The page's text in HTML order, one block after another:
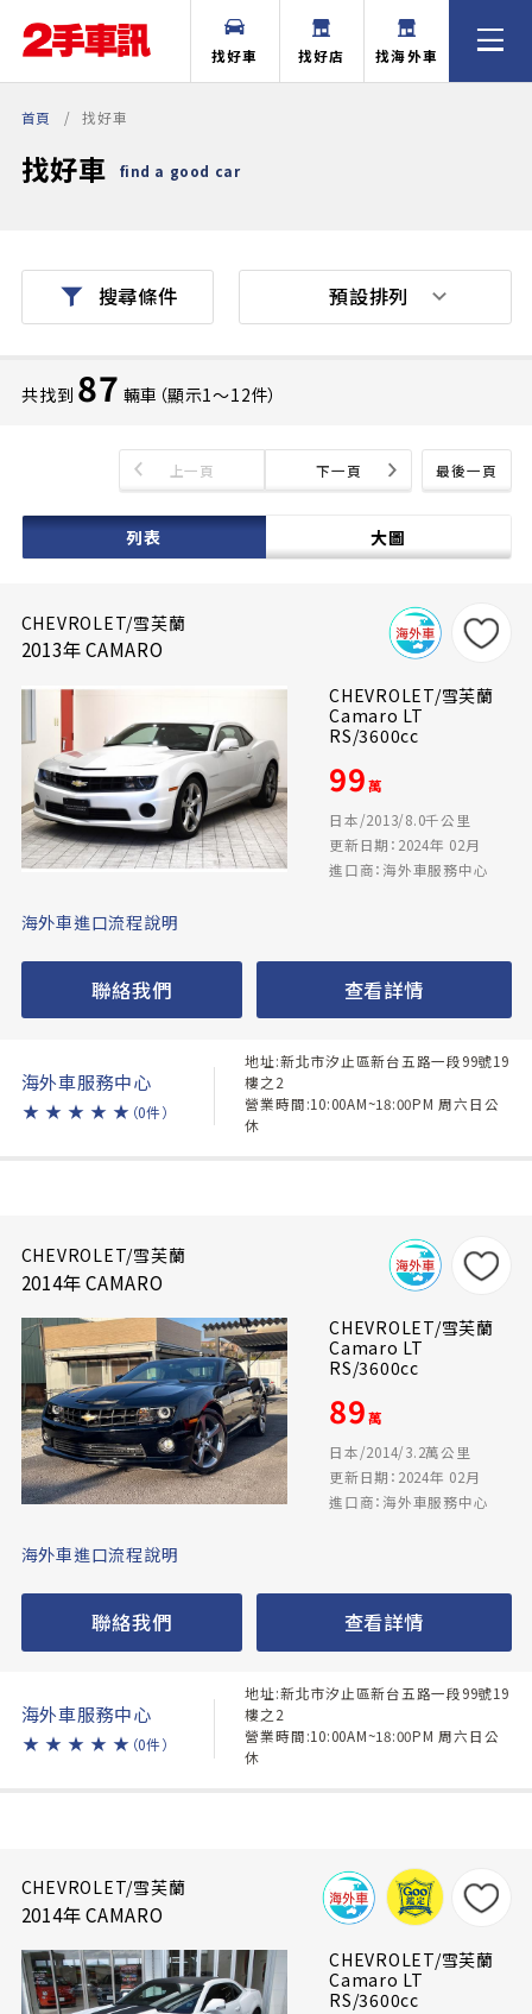
找好車 找好店 找海外車
首頁 找好車
找好車 find a good car
搜尋條件
共找到 87 輛車（顯示1〜12件）
最後一頁
上一頁 下一頁
列表 大圖
預設排列
CHEVROLET/雪芙蘭
2013年 CAMARO
CHEVROLET/雪芙蘭
Camaro LT
RS/3600cc
99萬
日本/2013/8.0千公里
更新日期：2024年 02月
進口商：海外車服務中心
海外車進口流程說明
聯絡我們 查看詳情
海外車服務中心
★ ★ ★ ★ ★ （0件）
地址:新北市汐止區新台五路一段99號19
樓之2
營業時間:10:00AM~18:00PM 周六日公
休
CHEVROLET/雪芙蘭
2014年 CAMARO
CHEVROLET/雪芙蘭
Camaro LT
RS/3600cc
89萬
日本/2014/3.2萬公里
更新日期：2024年 02月
進口商：海外車服務中心
海外車進口流程說明
聯絡我們 查看詳情
海外車服務中心
★ ★ ★ ★ ★ （0件）
地址:新北市汐止區新台五路一段99號19
樓之2
營業時間:10:00AM~18:00PM 周六日公
休
CHEVROLET/雪芙蘭
2014年 CAMARO
CHEVROLET/雪芙蘭
Camaro LT
RS/3600cc